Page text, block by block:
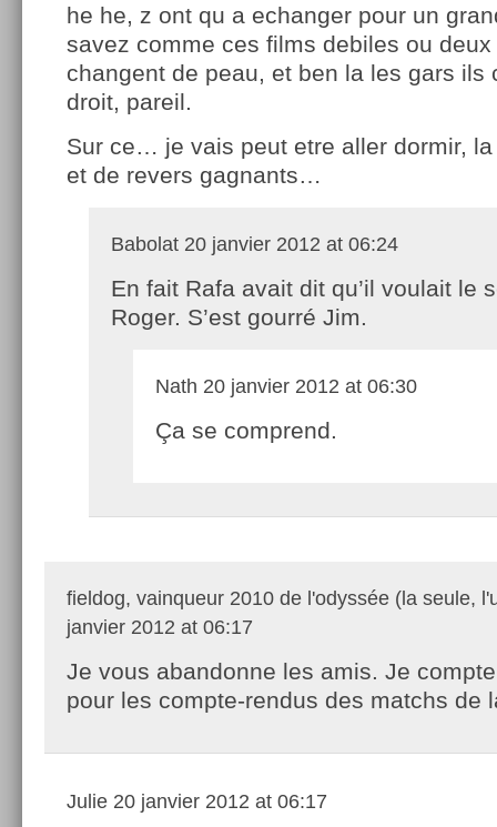
he he, z ont qu a echanger pour un
savez comme ces films debiles ou
changent de peau, et ben la les gars ils
droit, pareil.
Sur ce… je vais peut etre aller dormir,
et de revers gagnants…
Babolat 20 janvier 2012 at 06:24
En fait Rafa avait dit qu’il voulait le
Roger. S’est gourré Jim.
Nath 20 janvier 2012 at 06:30
Ça se comprend.
fieldog, vainqueur 2010 de l'odyssée (la seule,
janvier 2012 at 06:17
Je vous abandonne les amis. Je
pour les compte-rendus des matchs de
Julie 20 janvier 2012 at 06:17